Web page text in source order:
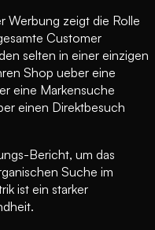
Werbung zeigt die Rolle
Customer
selten in einer einzigen
Shop ueber eine
eine Markensuche
einen Direktbesuch
Bericht, um das
Suche im
ist ein starker